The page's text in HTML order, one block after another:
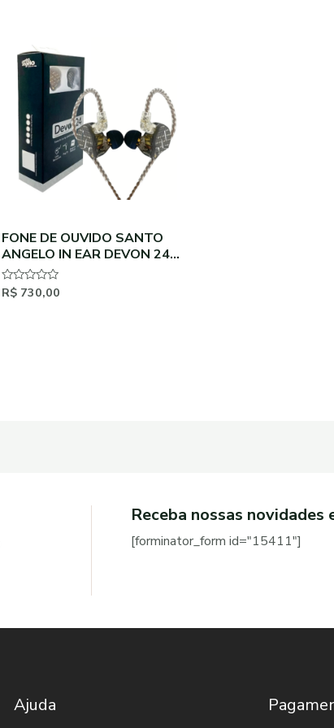
FONE DE OUVIDO SANTO
ANGELO IN EAR DEVON 24
HIBRIDO
Avaliação
R$ 730,00
Receba nossas novidades
[forminator_form id="15411"]
Ajuda